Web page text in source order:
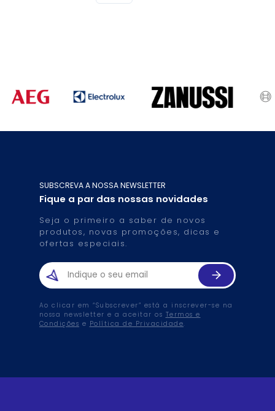
SUBSCREVA A NOSSA NEWSLETTER
Fique a par das nossas novidades
Seja o primeiro a saber de novos
produtos, novas promoções, dicas e
ofertas especiais.
Ao clicar em “Subscrever” está a inscrever-se na
nossa newsletter e a aceitar os Termos e
Condições e Política de Privacidade.